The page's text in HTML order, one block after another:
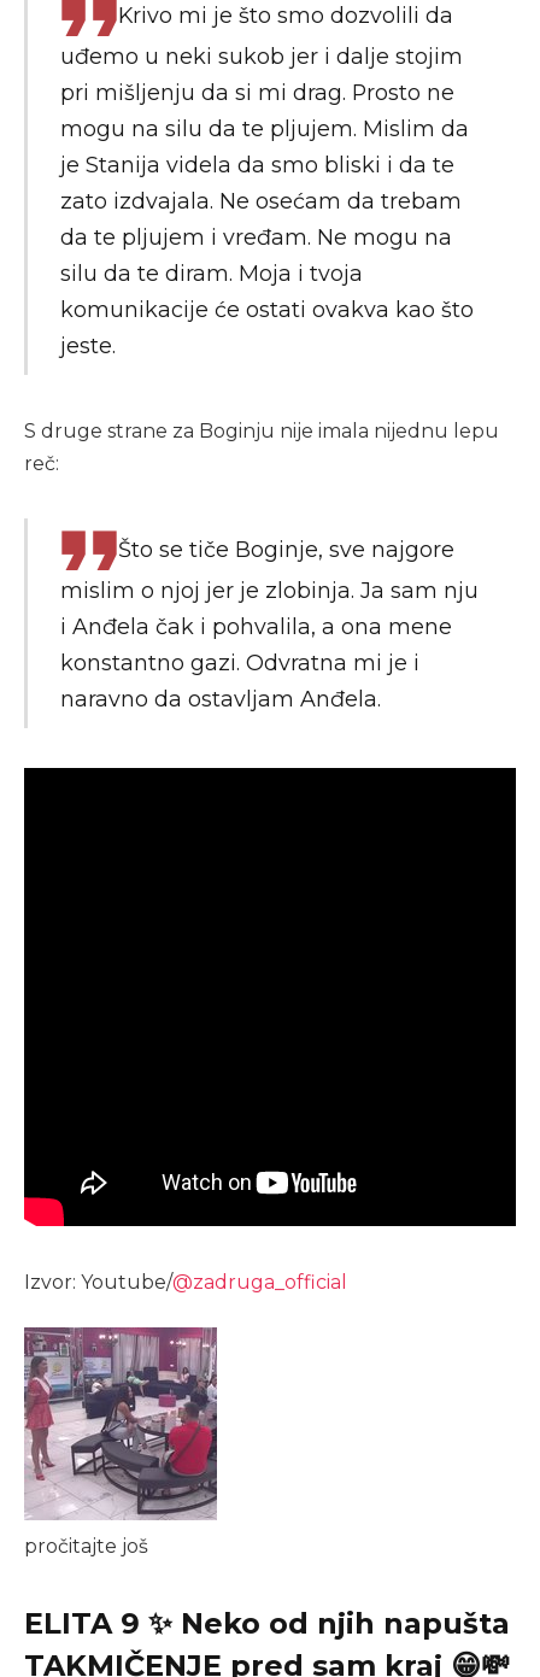
Krivo mi je što smo dozvolili da
uđemo u neki sukob jer i dalje stojim
pri mišljenju da si mi drag. Prosto ne
mogu na silu da te pljujem. Mislim da
je Stanija videla da smo bliski i da te
zato izdvajala. Ne osećam da trebam
da te pljujem i vređam. Ne mogu na
silu da te diram. Moja i tvoja
komunikacije će ostati ovakva kao što
jeste.
S druge strane za Boginju nije imala nijednu lepu
reč:
Što se tiče Boginje, sve najgore
mislim o njoj jer je zlobinja. Ja sam nju
i Anđela čak i pohvalila, a ona mene
konstantno gazi. Odvratna mi je i
naravno da ostavljam Anđela.
Izvor: Youtube/@zadruga_official
pročitajte još
ELITA 9 ✨ Neko od njih napušta
TAKMIČENJE pred sam kraj 😁💸